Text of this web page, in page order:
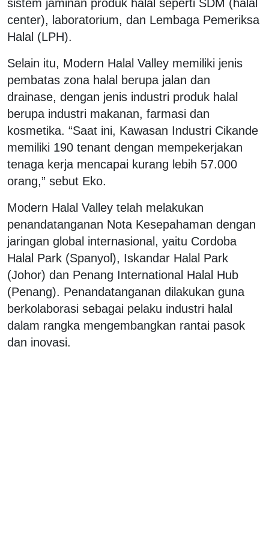
sistem jaminan produk halal seperti SDM (halal
center), laboratorium, dan Lembaga Pemeriksa
Halal (LPH).
Selain itu, Modern Halal Valley memiliki jenis
pembatas zona halal berupa jalan dan
drainase, dengan jenis industri produk halal
berupa industri makanan, farmasi dan
kosmetika. “Saat ini, Kawasan Industri Cikande
memiliki 190 tenant dengan mempekerjakan
tenaga kerja mencapai kurang lebih 57.000
orang,” sebut Eko.
Modern Halal Valley telah melakukan
penandatanganan Nota Kesepahaman dengan
jaringan global internasional, yaitu Cordoba
Halal Park (Spanyol), Iskandar Halal Park
(Johor) dan Penang International Halal Hub
(Penang). Penandatanganan dilakukan guna
berkolaborasi sebagai pelaku industri halal
dalam rangka mengembangkan rantai pasok
dan inovasi.